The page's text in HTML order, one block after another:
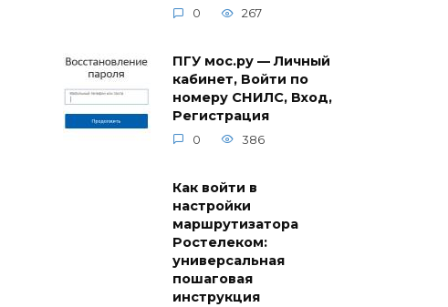
0 267
ПГУ мос.ру — Личный
кабинет, Войти по
номеру СНИЛС, Вход,
Регистрация
0 386
Как войти в
настройки
маршрутизатора
Ростелеком:
универсальная
пошаговая
инструкция